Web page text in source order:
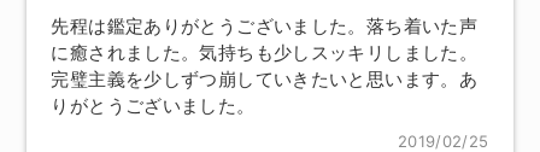
先程は鑑定ありがとうございました。落ち着いた声
に癒されました。気持ちも少しスッキリしました。
完璧主義を少しずつ崩していきたいと思います。あ
りがとうございました。
2019/02/25